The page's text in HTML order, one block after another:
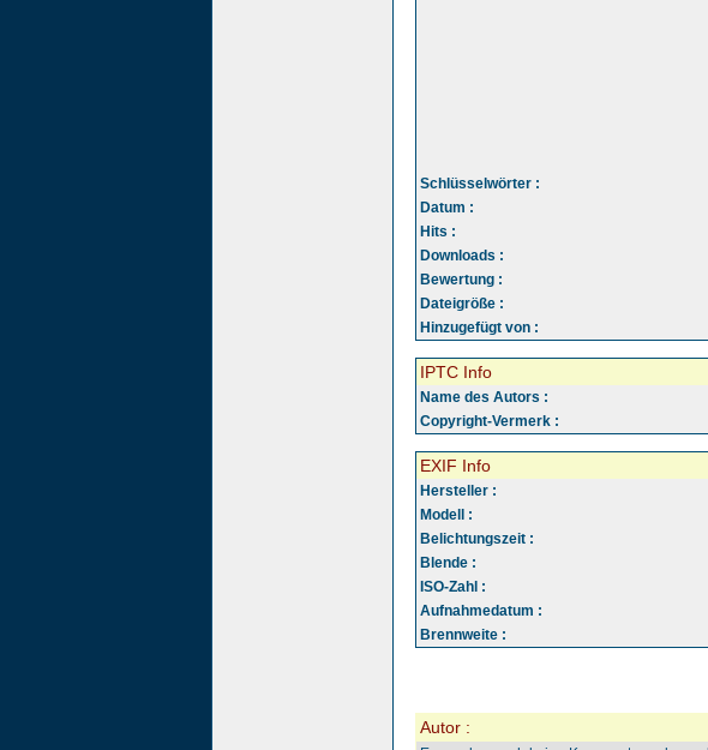
Schlüsselwörter :
Datum :
Hits :
Downloads :
Bewertung :
Dateigröße :
Hinzugefügt von :
IPTC Info
Name des Autors :
Copyright-Vermerk :
EXIF Info
Hersteller :
Modell :
Belichtungszeit :
Blende :
ISO-Zahl :
Aufnahmedatum :
Brennweite :
Autor :